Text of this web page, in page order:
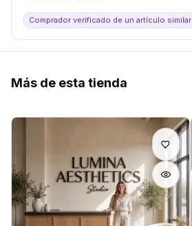
Comprador verificado de un artículo similar
Más de esta tienda